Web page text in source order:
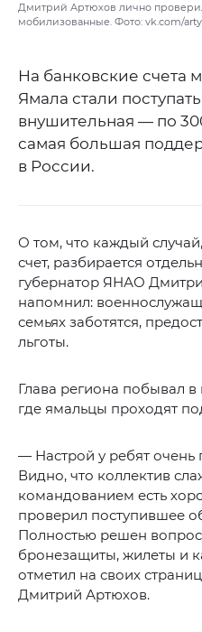
Дмитрий Артюхов лично
мобилизованные. Фото: vk.com/
На банковские счета
Ямала стали
внушительная — по
самая большая
в России.
О том, что каждый
счет, разбирается
губернатор ЯНАО
напомнил:
семьях заботятся,
льготы.
Глава региона побывал
где ямальцы проходят
— Настрой у ребят очень
Видно, что коллектив
командованием есть
проверил поступившее
Полностью решен
бронезащиты, жилеты и
отметил на своих
Дмитрий Артюхов.